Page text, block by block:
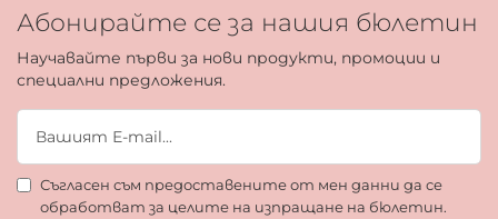
Абонирайте се за нашия бюлетин
Научавайте първи за нови продукти, промоции и
специални предложения.
Съгласен съм предоставените от мен данни да се
обработват за целите на изпращане на бюлетин.